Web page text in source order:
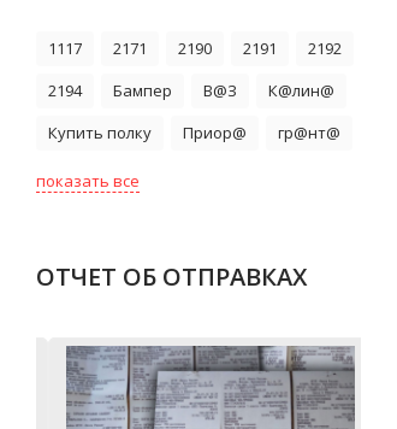
1117 2171 2190 2191
2192
2194
Бампер В@З
К@лин@
Купить полку
Приор@ гр@нт@
показать все
ОТЧЕТ ОБ ОТПРАВКАХ